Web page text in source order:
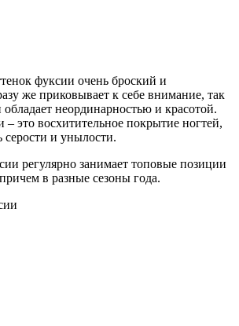
фуксии очень броский и
же приковывает к себе внимание, так
неординарностью и красотой.
это восхитительное покрытие ногтей,
и унылости.
регулярно занимает топовые позиции
в разные сезоны года.